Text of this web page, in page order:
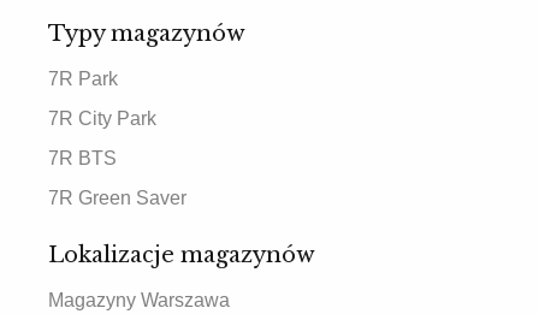
Typy magazynów
7R Park
7R City Park
7R BTS
7R Green Saver
Lokalizacje magazynów
Magazyny Warszawa